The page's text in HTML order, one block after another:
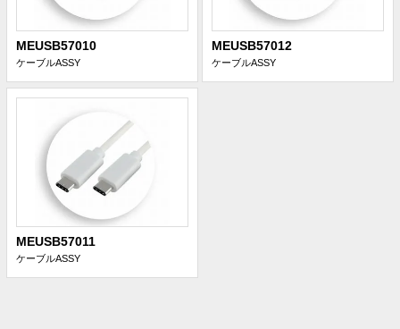
MEUSB57010
ケーブルASSY
MEUSB57012
ケーブルASSY
MEUSB57011
ケーブルASSY